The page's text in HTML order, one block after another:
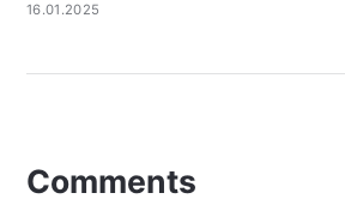
16.01.2025
Comments